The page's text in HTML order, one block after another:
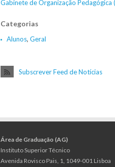
Gabinete de Organização Pedagógica
Categorias
Alunos, Geral
Subscrever Feed de Notícias
Área de Graduação (AG)
Instituto Superior Técnico
Avenida Rovisco Pais, 1, 1049-001 Lisboa